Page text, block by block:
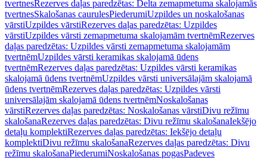
tvertnesRezerves daļas paredzētas: Delta zemapmetuma skalojamās
tvertnesSkalošanas caurulesPiederumiUzpildes un noskalošanas
vārstiUzpildes vārstiRezerves daļas paredzētas: Uzpildes
vārstiUzpildes vārsti zemapmetuma skalojamām tvertnēmRezerves
daļas paredzētas: Uzpildes vārsti zemapmetuma skalojamām
tvertnēmUzpildes vārsti keramikas skalojamā ūdens
tvertnēmRezerves daļas paredzētas: Uzpildes vārsti keramikas
skalojamā ūdens tvertnēmUzpildes vārsti universālajām skalojamā
ūdens tvertnēmRezerves daļas paredzētas: Uzpildes vārsti
universālajām skalojamā ūdens tvertnēmNoskalošanas
vārstiRezerves daļas paredzētas: Noskalošanas vārstiDivu režīmu
skalošanaRezerves daļas paredzētas: Divu režīmu skalošanaIekšējo
detaļu komplektiRezerves daļas paredzētas: Iekšējo detaļu
komplektiDivu režīmu skalošanaRezerves daļas paredzētas: Divu
režīmu skalošanaPiederumiNoskalošanas pogasPadeves